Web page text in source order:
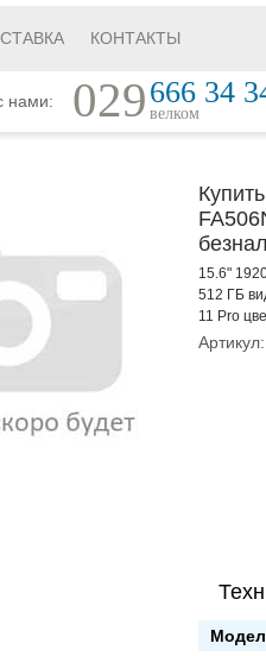
КОНТАКТЫ
нами: 029666 34
велком
15.6"
512 ГБ
11 Pro
Артикул: